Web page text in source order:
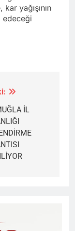
yağışının
edeceği
İL